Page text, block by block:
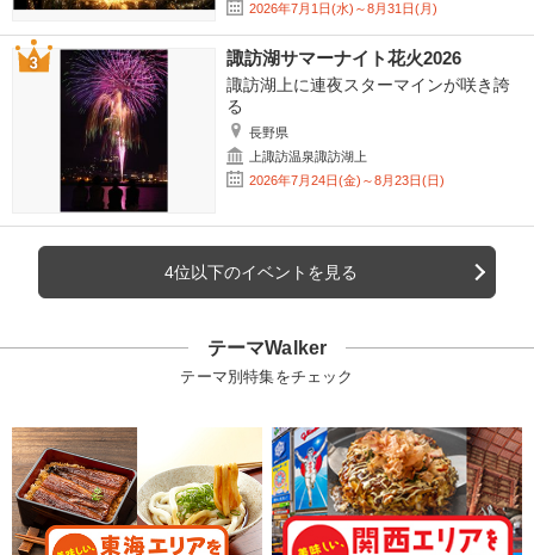
2026年7月1日(水)～8月31日(月)
諏訪湖サマーナイト花火2026
諏訪湖上に連夜スターマインが咲き誇
る
長野県
上諏訪温泉諏訪湖上
2026年7月24日(金)～8月23日(日)
4位以下のイベントを見る
テーマWalker
テーマ別特集をチェック